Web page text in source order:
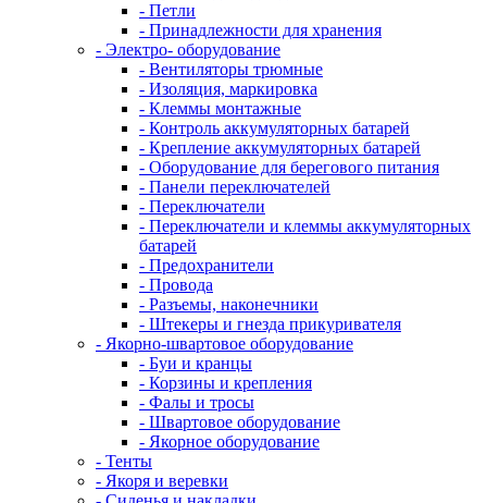
- Петли
- Принадлежности для хранения
- Электро- оборудование
- Вентиляторы трюмные
- Изоляция, маркировка
- Клеммы монтажные
- Контроль аккумуляторных батарей
- Крепление аккумуляторных батарей
- Оборудование для берегового питания
- Панели переключателей
- Переключатели
- Переключатели и клеммы аккумуляторных
батарей
- Предохранители
- Провода
- Разъемы, наконечники
- Штекеры и гнезда прикуривателя
- Якорно-швартовое оборудование
- Буи и кранцы
- Корзины и крепления
- Фалы и тросы
- Швартовое оборудование
- Якорное оборудование
- Тенты
- Якоря и веревки